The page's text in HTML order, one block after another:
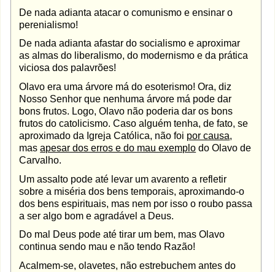
De nada adianta atacar o comunismo e ensinar o
perenialismo!
De nada adianta afastar do socialismo e aproximar
as almas do liberalismo, do modernismo e da prática
viciosa dos palavrões!
Olavo era uma árvore má do esoterismo! Ora, diz
Nosso Senhor que nenhuma árvore má pode dar
bons frutos. Logo, Olavo não poderia dar os bons
frutos do catolicismo. Caso alguém tenha, de fato, se
aproximado da Igreja Católica, não foi por causa,
masapesar dos erros e do mau exemplo do Olavo de
Carvalho.
Um assalto pode até levar um avarento a refletir
sobre a miséria dos bens temporais, aproximando-o
dos bens espirituais, mas nem por isso o roubo passa
a ser algo bom e agradável a Deus.
Do mal Deus pode até tirar um bem, mas Olavo
continua sendo mau e não tendo Razão!
Acalmem-se, olavetes, não estrebuchem antes do